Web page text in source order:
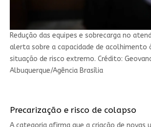
Redução das equipes e sobrecarga no
alerta sobre a capacidade de acolhimento
situação de risco extremo. Crédito:
Albuquerque/Agência Brasília
Precarização e risco de colapso